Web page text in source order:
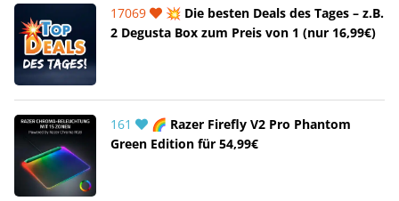
17069
💥 Die besten Deals des Tages – z.B.
2 Degusta Box zum Preis von 1 (nur 16,99€)
161
🌈 Razer Firefly V2 Pro Phantom
Green Edition für 54,99€